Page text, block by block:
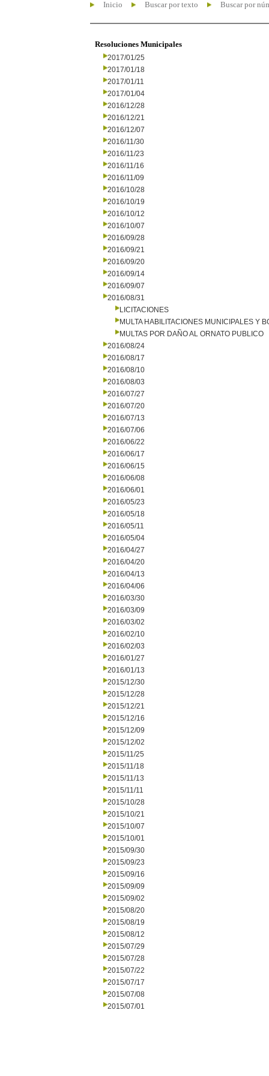
Inicio Buscar por texto Buscar por
Resoluciones Municipales
2017/01/25
2017/01/18
2017/01/11
2017/01/04
2016/12/28
2016/12/21
2016/12/07
2016/11/30
2016/11/23
2016/11/16
2016/11/09
2016/10/28
2016/10/19
2016/10/12
2016/10/07
2016/09/28
2016/09/21
2016/09/20
2016/09/14
2016/09/07
2016/08/31
LICITACIONES
MULTA HABILITACIONES MUNICIPALES Y
MULTAS POR DAÑO AL ORNATO PUBLICO
2016/08/24
2016/08/17
2016/08/10
2016/08/03
2016/07/27
2016/07/20
2016/07/13
2016/07/06
2016/06/22
2016/06/17
2016/06/15
2016/06/08
2016/06/01
2016/05/23
2016/05/18
2016/05/11
2016/05/04
2016/04/27
2016/04/20
2016/04/13
2016/04/06
2016/03/30
2016/03/09
2016/03/02
2016/02/10
2016/02/03
2016/01/27
2016/01/13
2015/12/30
2015/12/28
2015/12/21
2015/12/16
2015/12/09
2015/12/02
2015/11/25
2015/11/18
2015/11/13
2015/11/11
2015/10/28
2015/10/21
2015/10/07
2015/10/01
2015/09/30
2015/09/23
2015/09/16
2015/09/09
2015/09/02
2015/08/20
2015/08/19
2015/08/12
2015/07/29
2015/07/28
2015/07/22
2015/07/17
2015/07/08
2015/07/01